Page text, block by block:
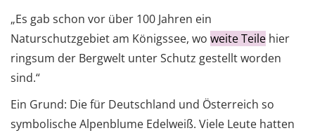
„Es gab schon vor über 100 Jahren ein
Naturschutzgebiet am Königssee, wo weite Teile hier
ringsum der Bergwelt unter Schutz gestellt worden
sind.“
Ein Grund: Die für Deutschland und Österreich so
symbolische Alpenblume Edelweiß. Viele Leute hatten